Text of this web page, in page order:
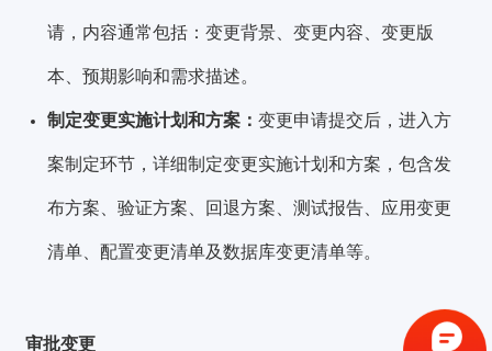
请，内容通常包括：变更背景、变更内容、变更版
本、预期影响和需求描述。
制定变更实施计划和方案：变更申请提交后，进入方
案制定环节，详细制定变更实施计划和方案，包含发
布方案、验证方案、回退方案、测试报告、应用变更
清单、配置变更清单及数据库变更清单等。
审批变更
验证码登录 密码登录